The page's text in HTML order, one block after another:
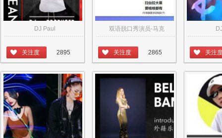
DJ Paul
关注度 2895
双语脱口秀演员-马克
关注度 2865 关注